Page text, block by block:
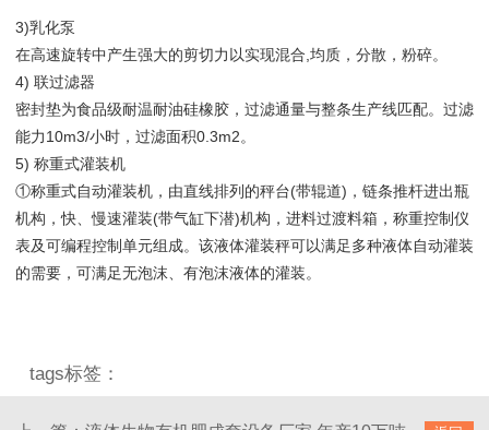
3)乳化泵
在高速旋转中产生强大的剪切力以实现混合,均质，分散，粉碎。
4) 联过滤器
密封垫为食品级耐温耐油硅橡胶，过滤通量与整条生产线匹配。过滤
能力10m3/小时，过滤面积0.3m2。
5) 称重式灌装机
①称重式自动灌装机，由直线排列的秤台(带辊道)，链条推杆进出瓶
机构，快、慢速灌装(带气缸下潜)机构，进料过渡料箱，称重控制仪
表及可编程控制单元组成。该液体灌装秤可以满足多种液体自动灌装
的需要，可满足无泡沫、有泡沫液体的灌装。
tags标签：